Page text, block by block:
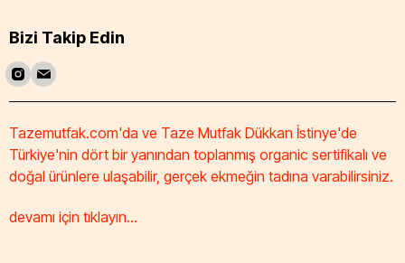
Bizi Takip Edin
Tazemutfak.com'da ve Taze Mutfak Dükkan İstinye'de
Türkiye'nin dört bir yanından toplanmış organic sertifikalı ve
doğal ürünlere ulaşabilir, gerçek ekmeğin tadına varabilirsiniz.
devamı için tıklayın...